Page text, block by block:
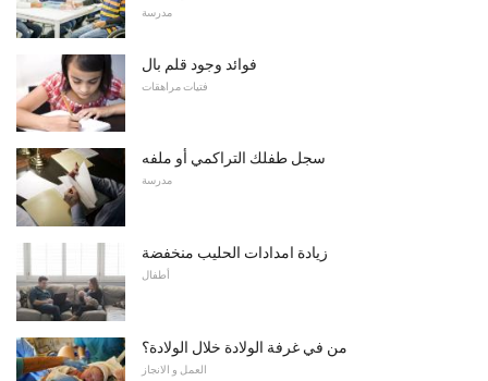
مدرسة
فوائد وجود قلم بال
فتيات مراهقات
سجل طفلك التراكمي أو ملفه
مدرسة
زيادة امدادات الحليب منخفضة
أطفال
من في غرفة الولادة خلال الولادة؟
العمل و الانجاز